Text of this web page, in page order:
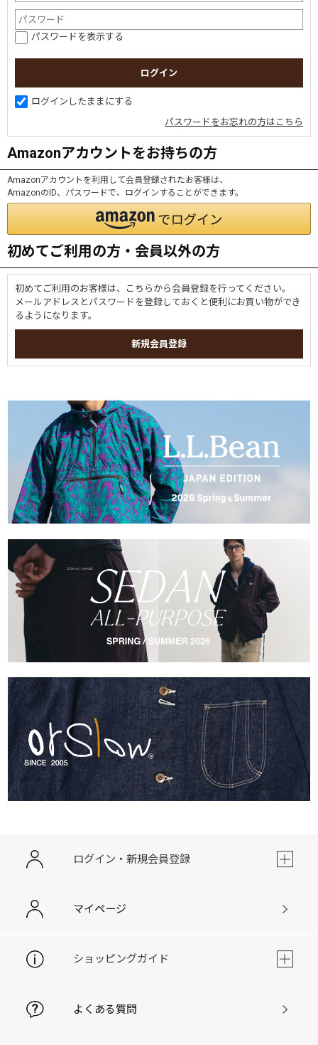
パスワードを表示する
ログインしたままにする
パスワードをお忘れの方はこちら
Amazonアカウントをお持ちの方
Amazonアカウントを利用して会員登録されたお客様は、
AmazonのID、パスワードで、ログインすることができます。
初めてご利用の方・会員以外の方
初めてご利用のお客様は、こちらから会員登録を行ってください。
メールアドレスとパスワードを登録しておくと便利にお買い物ができ
るようになります。
ログイン・新規会員登録
マイページ
ショッピングガイド
よくある質問